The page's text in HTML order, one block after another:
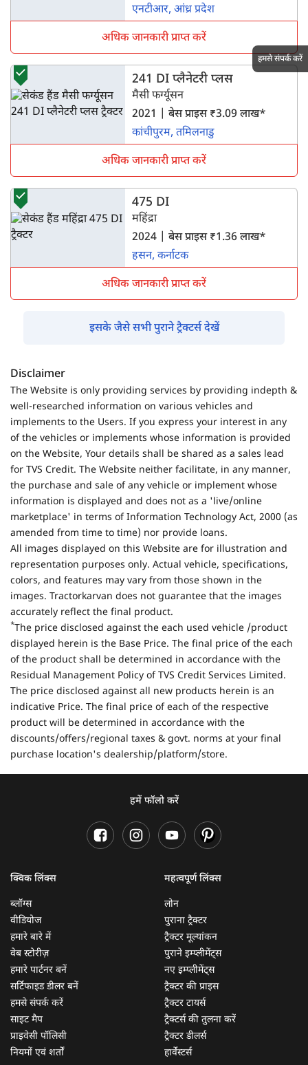
एनटीआर, आंध्र प्रदेश
अधिक जानकारी प्राप्त करें
241 DI प्लैनेटरी प्लस
मैसी फर्ग्यूसन
2021 | बेस प्राइस ₹3.09 लाख*
कांचीपुरम, तमिलनाडु
अधिक जानकारी प्राप्त करें
475 DI
महिंद्रा
2024 | बेस प्राइस ₹1.36 लाख*
हसन, कर्नाटक
अधिक जानकारी प्राप्त करें
इसके जैसे सभी पुराने ट्रैक्टर्स देखें
Disclaimer
The Website is only providing services by providing indepth &
well-researched information on various vehicles and
implements to the Users. If you express your interest in any
of the vehicles or implements whose information is provided
on the Website, Your details shall be shared as a sales lead
for TVS Credit. The Website neither facilitate, in any manner,
the purchase and sale of any vehicle or implement whose
information is displayed and does not as a 'live/online
marketplace' in terms of Information Technology Act, 2000 (as
amended from time to time) nor provide loans.
All images displayed on this Website are for illustration and
representation purposes only. Actual vehicle, specifications,
colors, and features may vary from those shown in the
images. Tractorkarvan does not guarantee that the images
accurately reflect the final product.
*The price disclosed against the each used vehicle /product
displayed herein is the Base Price. The final price of the each
of the product shall be determined in accordance with the
Residual Management Policy of TVS Credit Services Limited.
The price disclosed against all new products herein is an
indicative Price. The final price of each of the respective
product will be determined in accordance with the
discounts/offers/regional taxes & govt. norms at your final
purchase location's dealership/platform/store.
हमें फॉलो करें
क्विक लिंक्स
ब्लॉग्स
वीडियोज
हमारे बारे में
वेब स्टोरीज़
हमारे पार्टनर बनें
सर्टिफाइड डीलर बनें
हमसे संपर्क करें
साइट मैप
प्राइवेसी पॉलिसी
नियमों एवं शर्तों
महत्वपूर्ण लिंक्स
लोन
पुराना ट्रैक्टर
ट्रैक्टर मूल्यांकन
पुराने इम्प्लीमेंट्स
नए इम्प्लीमेंट्स
ट्रैक्टर की प्राइस
ट्रैक्टर टायर्स
ट्रैक्टर्स की तुलना करें
ट्रैक्टर डीलर्स
हार्वेस्टर्स
हमसे संपर्क करें